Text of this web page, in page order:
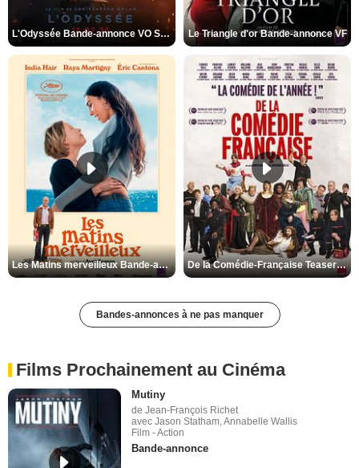
L'Odyssée Bande-annonce VO STFR Le Triangle d'or Bande-annonce VF
Les Matins merveilleux Bande-annonce VF De la Comédie-Française Teaser VF
Bandes-annonces à ne pas manquer
Films Prochainement au Cinéma
Mutiny
de Jean-François Richet
avec Jason Statham, Annabelle Wallis
Film - Action
Bande-annonce